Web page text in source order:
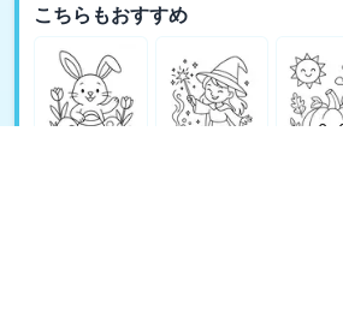
こちらもおすすめ